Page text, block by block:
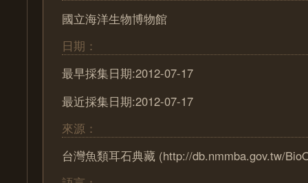
國立海洋生物博物館
日期：
最早採集日期:2012-07-17
最近採集日期:2012-07-17
來源：
台灣魚類耳石典藏 (http://db.nmmba.gov.tw/